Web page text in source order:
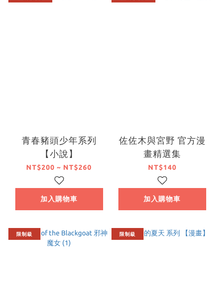
青春豬頭少年系列
【小說】
NT$200 ~ NT$260
加入購物車
佐佐木與宮野 官方漫
畫精選集
NT$140
加入購物車
限制級 限制級